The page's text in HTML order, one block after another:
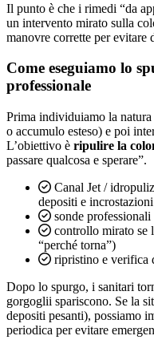
Il punto è che i rimedi “da
un intervento mirato sulla
manovre corrette per evitare
Come eseguiamo lo
professionale
Prima individuiamo la
o accumulo esteso) e poi
L’obiettivo è ripulire la
passare qualcosa e sperare”.
Canal Jet /
depositi e incrostazioni
sonde
controllo mirato se
“perché torna”)
ripristino e verifica
Dopo lo spurgo, i sanitari
gorgoglii spariscono. Se la
depositi pesanti), possiamo
periodica per evitare